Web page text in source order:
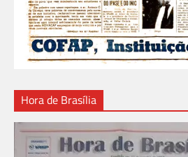
Hora de Brasília